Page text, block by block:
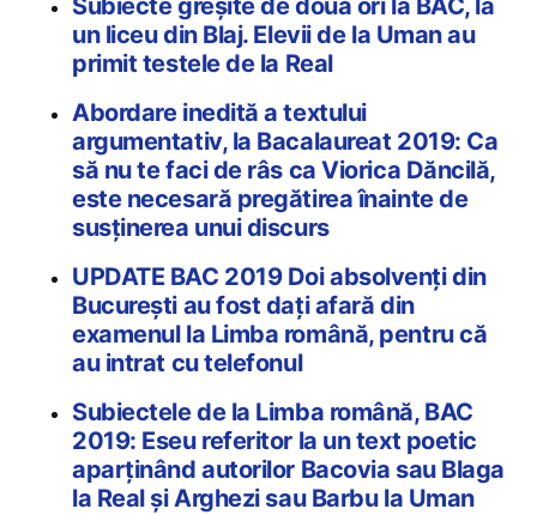
Subiecte greșite de două ori la BAC, la
un liceu din Blaj. Elevii de la Uman au
primit testele de la Real
Abordare inedită a textului
argumentativ, la Bacalaureat 2019: Ca
să nu te faci de râs ca Viorica Dăncilă,
este necesară pregătirea înainte de
susținerea unui discurs
UPDATE BAC 2019 Doi absolvenți din
București au fost dați afară din
examenul la Limba română, pentru că
au intrat cu telefonul
Subiectele de la Limba română, BAC
2019: Eseu referitor la un text poetic
aparținând autorilor Bacovia sau Blaga
la Real și Arghezi sau Barbu la Uman